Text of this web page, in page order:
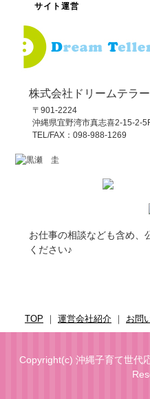
サイト運営
株式会社ドリームテラー
〒901-2224
沖縄県宜野湾市真志喜2-15-2-
TEL/FAX：098-988-1269
お仕事の相談なども含め、
ください♪
TOP ｜ 運営会社紹介 ｜ お問
Copyright(c) 沖縄子育て世代